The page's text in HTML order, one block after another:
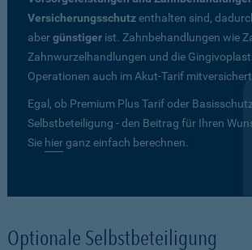
Versicherungsschutzenthalten sind,
abergünstiger ist. Zahnbehandlungen wie
Zahnwurzelhandlungen und die
Operationen auch im Akut-Tarif
Egal, ob Premium Plus Tarif oder
Selbstbeteiligung - den Beitrag für Ihren
Sie hierganz einfach berechnen.
Optionale Selbstbeteiligung